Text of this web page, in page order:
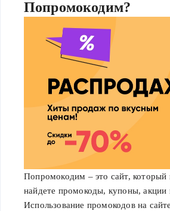
Попромокодим?
Попромокодим – это сайт,
найдете промокоды, купоны, акции
Использование промокодов на